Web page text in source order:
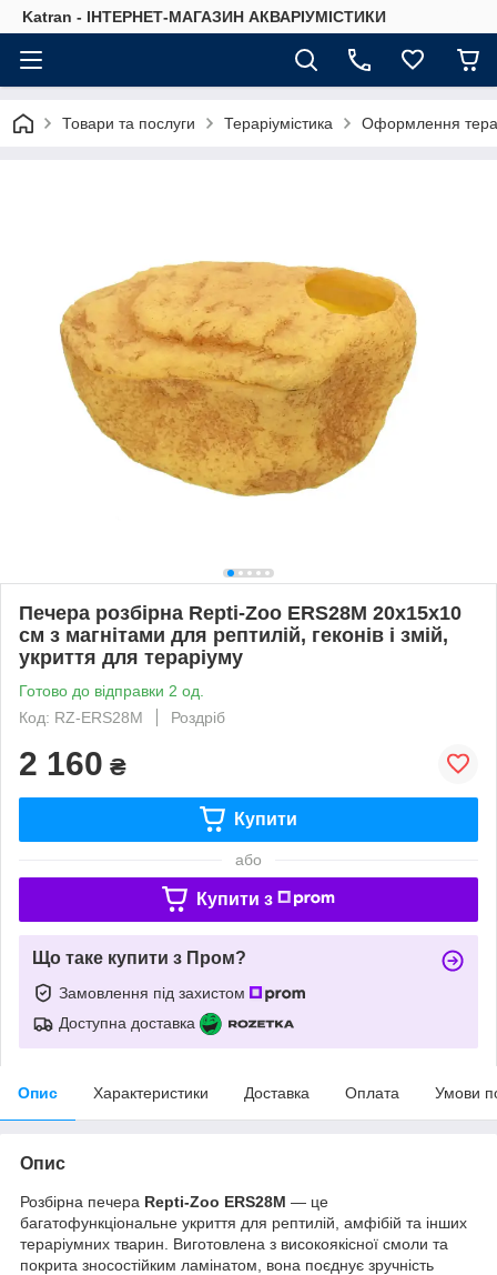
Katran - ІНТЕРНЕТ-МАГАЗИН АКВАРІУМІСТИКИ
Товари та послуги Тераріумістика Оформлення
Печера розбірна Repti-Zoo ERS28M 20x15x10
см з магнітами для рептилій, геконів і змій,
укриття для тераріуму
Готово до відправки 2 од.
Код: RZ-ERS28M
Роздріб
2 160 ₴
Купити
або
Купити з
Що таке купити з Пром?
Замовлення під захистом
Доступна доставка
Опис Характеристики Доставка Оплата Умови
Опис
Розбірна печера Repti-Zoo ERS28M — це
багатофункціональне укриття для рептилій, амфібій та інших
тераріумних тварин. Виготовлена з високоякісної смоли та
покрита зносостійким ламінатом, вона поєднує зручність